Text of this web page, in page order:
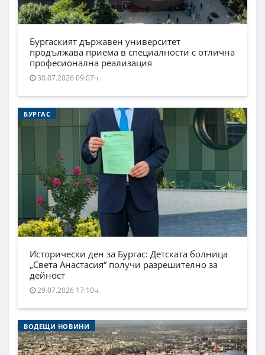
Бургаският държавен университет
продължава приема в специалности с отлична
професионална реализация
30.07.2026 09:07ч.
БУРГАС
Исторически ден за Бургас: Детската болница
„Света Анастасия“ получи разрешително за
дейност
29.07.2026 17:10ч.
ВОДЕЩИ НОВИНИ